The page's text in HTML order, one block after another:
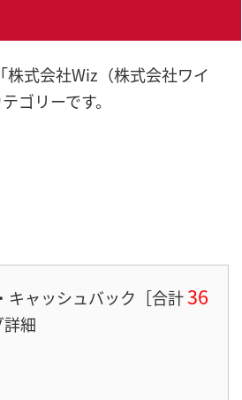
株式会社Wiz（株式会社ワイ
ゴリーです。
キャッシュバック［合計36
細